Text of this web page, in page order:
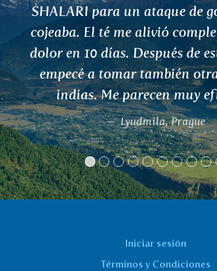
gota porque
el
este episodio
otras tisanas
eficaces.
Iniciar sesión
Términos y Condiciones